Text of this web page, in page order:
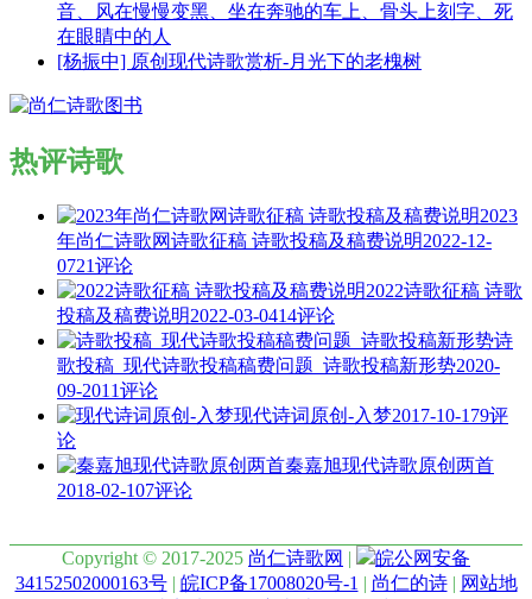
音、风在慢慢变黑、坐在奔驰的车上、骨头上刻字、死
在眼睛中的人
[杨振中] 原创现代诗歌赏析-月光下的老槐树
热评诗歌
2023
年尚仁诗歌网诗歌征稿 诗歌投稿及稿费说明2022-12-
0721评论
2022诗歌征稿 诗歌
投稿及稿费说明2022-03-0414评论
诗
歌投稿_现代诗歌投稿稿费问题_诗歌投稿新形势2020-
09-2011评论
现代诗词原创-入梦2017-10-179评
论
秦嘉旭现代诗歌原创两首
2018-02-107评论
Copyright © 2017-2025 尚仁诗歌网 |
皖公网安备
34152502000163号| 皖ICP备17008020号-1 | 尚仁的诗| 网站地